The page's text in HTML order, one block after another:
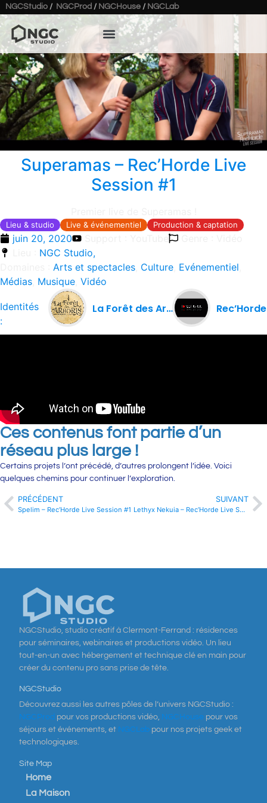
NGCStudio / NGCProd / NGCHouse / NGCLab
Superamas – Rec’Horde Live
Session #1
Lieu & studio Live & événementiel Production & captation
juin 20, 2020
NGC Studio,
Arts et spectacles Culture Evénementiel
Médias Musique Vidéo
Identités
:
La Forêt des Arboris Rec’Horde
Ces contenus font partie d’un
réseau plus large !
Certains projets l’ont précédé, d’autres prolongent l’idée. Voici
quelques chemins pour continuer l’exploration.
PRÉCÉDENT
Spelim – Rec’Horde Live Session #1
SUIVANT
Lethyx Nekuia – Rec’Horde Live Session #1
NGCStudio, studio créatif à Clermont-Ferrand : résidences
pour séminaires, webinaires et productions vidéo. Un lieu
tout-en-un avec hébergement et technique clé en main pour
créer du contenu pro sans prise de tête.
NGCStudio
Découvrez aussi les autres pôles de l’univers NGCStudio :
NGCProd pour vos productions vidéo, NGCHouse pour vos
séjours et événements, et NGCLab pour nos projets geek et
technologiques.
Site Map
Home
La Maison